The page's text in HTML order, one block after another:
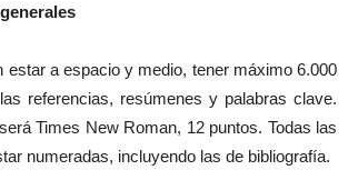
estar a espacio y medio, tener máximo 6.000
referencias, resúmenes y palabras clave.
Times New Roman, 12 puntos. Todas las
numeradas, incluyendo las de bibliografía.